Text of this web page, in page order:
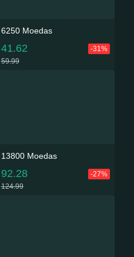
6250 Moedas
41.62
-31%
59.99
13800 Moedas
92.28
-27%
124.99